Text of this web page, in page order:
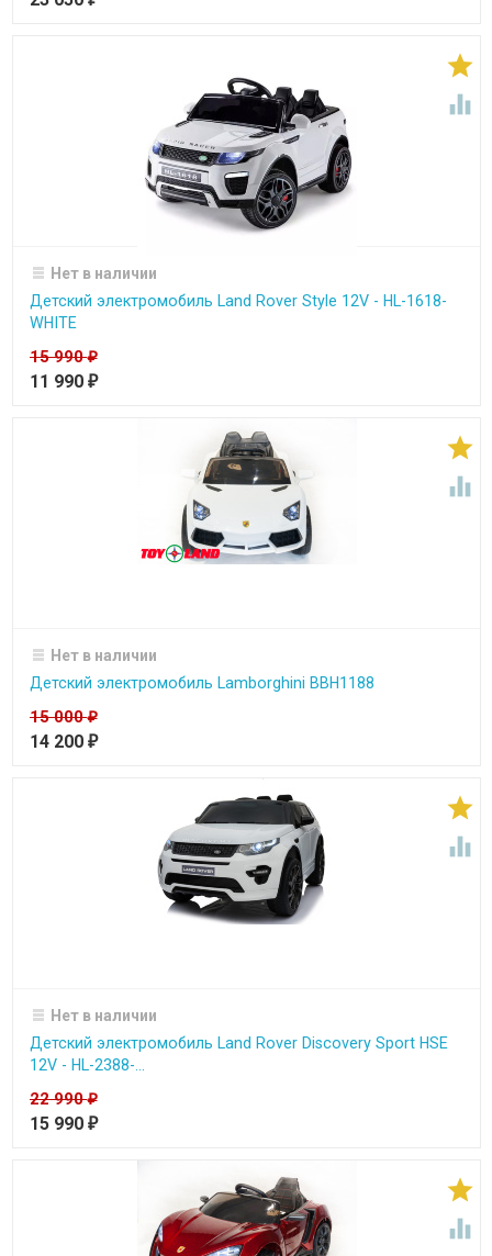


Нет в наличии
Детский электромобиль Land Rover Style 12V - HL-1618-
WHITE
15 990₽
11 990 ₽


Нет в наличии
Детский электромобиль Lamborghini BBH1188
15 000₽
14 200 ₽


Нет в наличии
Детский электромобиль Land Rover Discovery Sport HSE
12V - HL-2388-...
22 990₽
15 990 ₽

